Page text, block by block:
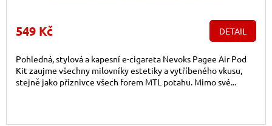
549 Kč DETAIL
Pohledná, stylová a kapesní e-cigareta Nevoks Pagee Air Pod
Kit zaujme všechny milovníky estetiky a vytříbeného vkusu,
stejně jako příznivce všech forem MTL potahu. Mimo své...